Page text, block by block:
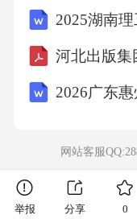
河北出版集
网站客服
举报 分享 0